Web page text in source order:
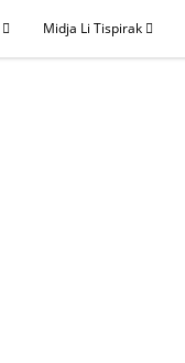
Midja Li Tispirak